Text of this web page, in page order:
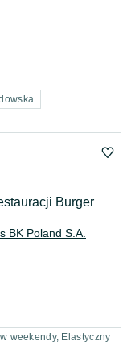
Burger
BK Poland S.A.
weekendy, Elastyczny